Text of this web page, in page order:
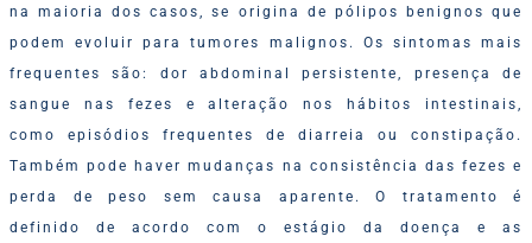
na maioria dos casos, se origina de pólipos benignos que
podem evoluir para tumores malignos. Os sintomas mais
frequentes são: dor abdominal persistente, presença de
sangue nas fezes e alteração nos hábitos intestinais,
como episódios frequentes de diarreia ou constipação.
Também pode haver mudanças na consistência das fezes e
perda de peso sem causa aparente. O tratamento é
definido de acordo com o estágio da doença e as